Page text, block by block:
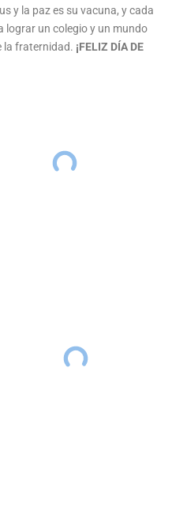
y la paz es su vacuna, y cada
lograr un colegio y un mundo
la fraternidad. ¡FELIZ DÍA DE